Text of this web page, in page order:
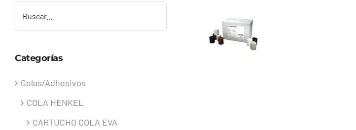
Categorías
Colas/Adhesivos
COLA HENKEL
CARTUCHO COLA EVA